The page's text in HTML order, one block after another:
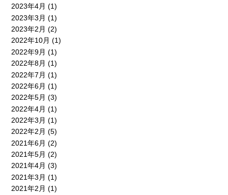
2023年4月 (1)
2023年3月 (1)
2023年2月 (2)
2022年10月 (1)
2022年9月 (1)
2022年8月 (1)
2022年7月 (1)
2022年6月 (1)
2022年5月 (3)
2022年4月 (1)
2022年3月 (1)
2022年2月 (5)
2021年6月 (2)
2021年5月 (2)
2021年4月 (3)
2021年3月 (1)
2021年2月 (1)